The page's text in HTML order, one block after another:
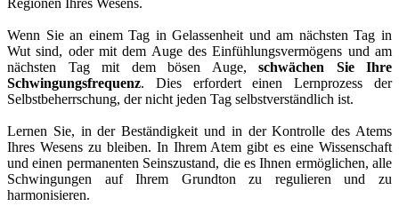
Wenn Sie an einem Tag in Gelassenheit und am nächsten Tag in
Wut sind, oder mit dem Auge des Einfühlungsvermögens und am
nächsten Tag mit dem bösen Auge, schwächen Sie Ihre
Schwingungsfrequenz. Dies erfordert einen Lernprozess der
Selbstbeherrschung, der nicht jeden Tag selbstverständlich ist.
Lernen Sie, in der Beständigkeit und in der Kontrolle des Atems
Ihres Wesens zu bleiben. In Ihrem Atem gibt es eine Wissenschaft
und einen permanenten Seinszustand, die es Ihnen ermöglichen, alle
Schwingungen auf Ihrem Grundton zu regulieren und zu
harmonisieren.